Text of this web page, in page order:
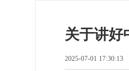
关于讲好
2025-07-01